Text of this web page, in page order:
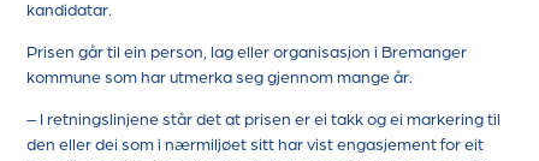
kandidatar.
Prisen går til ein person, lag eller organisasjon i Bremanger
kommune som har utmerka seg gjennom mange år.
– I retningslinjene står det at prisen er ei takk og ei markering til
den eller dei som i nærmiljøet sitt har vist engasjement for eit